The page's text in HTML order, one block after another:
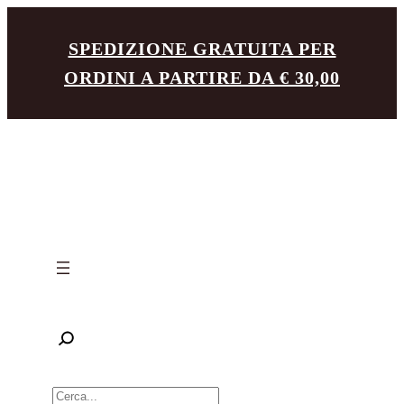
contenuto
SPEDIZIONE GRATUITA PER
ORDINI A PARTIRE DA € 30,00
R